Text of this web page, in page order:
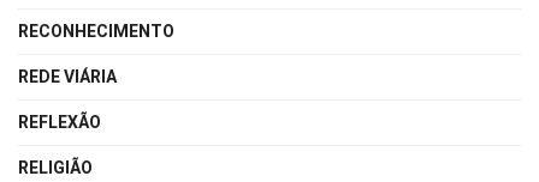
RECONHECIMENTO
REDE VIÁRIA
REFLEXÃO
RELIGIÃO